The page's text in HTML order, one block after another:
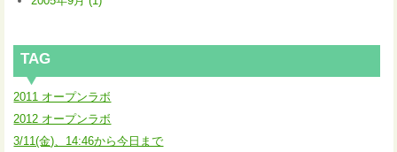
TAG
2011 オープンラボ
2012 オープンラボ
3/11(金)、14:46から今日まで